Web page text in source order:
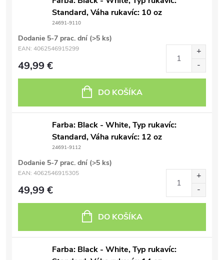
Standard, Váha rukavíc: 10 oz
24691-9110
Dodanie 5-7 prac. dní (>5 ks)
EAN: 4062546915299
49,99 €
DO KOŠÍKA
Farba: Black - White, Typ rukavíc:
Standard, Váha rukavíc: 12 oz
24691-9112
Dodanie 5-7 prac. dní (>5 ks)
EAN: 4062546915305
49,99 €
DO KOŠÍKA
Farba: Black - White, Typ rukavíc: